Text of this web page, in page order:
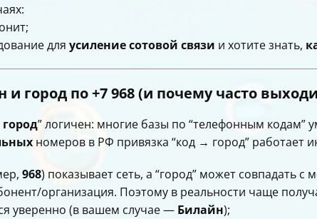
для усиление сотовой связи и хотите знать,
и город по +7 968 (и почему часто
город” логичен: многие базы по “телефонным кодам”
номеров в РФ привязка “код → город” работает
968) показывает сеть, а “город” может совпадать
организация. Поэтому в реальности чаще
уверенно (в вашем случае — Билайн);